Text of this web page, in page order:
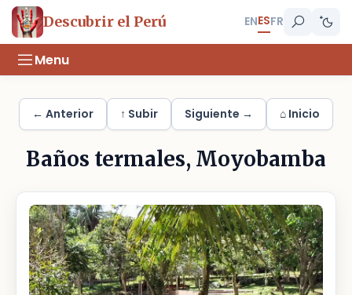
Descubrir el Perú ENESFR
Menu
← Anterior ↑ Subir Siguiente → ⌂ Inicio
Baños termales, Moyobamba